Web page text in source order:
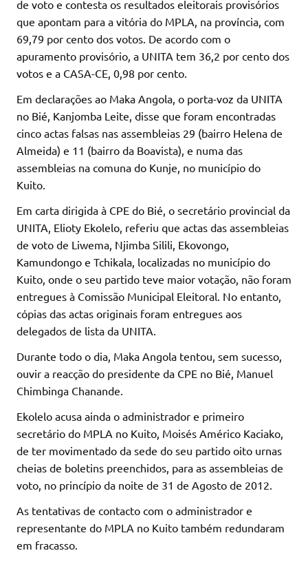
de voto e contesta os resultados eleitorais provisórios
que apontam para a vitória do MPLA, na província, com
69,79 por cento dos votos. De acordo com o
apuramento provisório, a UNITA tem 36,2 por cento dos
votos e a CASA-CE, 0,98 por cento.
Em declarações ao Maka Angola, o porta-voz da UNITA
no Bié, Kanjomba Leite, disse que foram encontradas
cinco actas falsas nas assembleias 29 (bairro Helena de
Almeida) e 11 (bairro da Boavista), e numa das
assembleias na comuna do Kunje, no município do
Kuito.
Em carta dirigida à CPE do Bié, o secretário provincial da
UNITA, Elioty Ekolelo, referiu que actas das assembleias
de voto de Liwema, Njimba Silili, Ekovongo,
Kamundongo e Tchikala, localizadas no município do
Kuito, onde o seu partido teve maior votação, não foram
entregues à Comissão Municipal Eleitoral. No entanto,
cópias das actas originais foram entregues aos
delegados de lista da UNITA.
Durante todo o dia, Maka Angola tentou, sem sucesso,
ouvir a reacção do presidente da CPE no Bié, Manuel
Chimbinga Chanande.
Ekolelo acusa ainda o administrador e primeiro
secretário do MPLA no Kuito, Moisés Américo Kaciako,
de ter movimentado da sede do seu partido oito urnas
cheias de boletins preenchidos, para as assembleias de
voto, no princípio da noite de 31 de Agosto de 2012.
As tentativas de contacto com o administrador e
representante do MPLA no Kuito também redundaram
em fracasso.